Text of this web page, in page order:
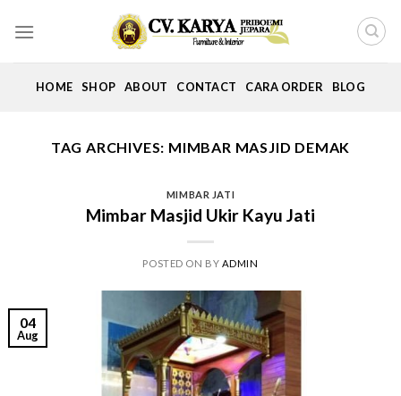
HOME SHOP ABOUT CONTACT CARA ORDER BLOG
TAG ARCHIVES: MIMBAR MASJID DEMAK
MIMBAR JATI
Mimbar Masjid Ukir Kayu Jati
POSTED ON BY ADMIN
04
Aug